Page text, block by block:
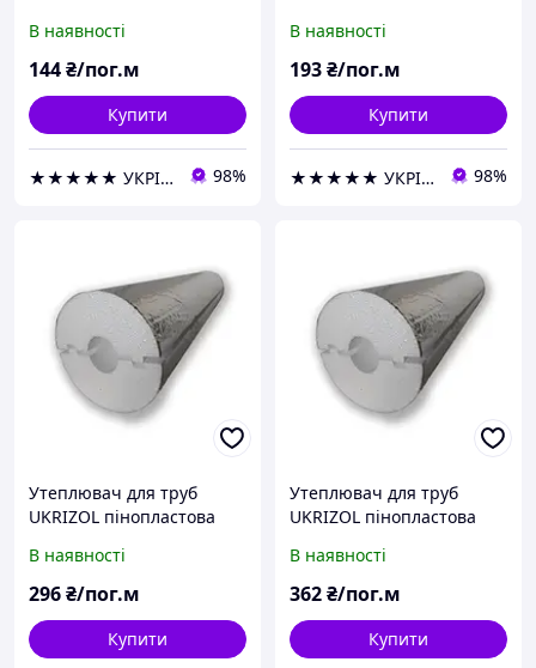
фольгою
В наявності
144₴/пог.м
Купити
★★★★★ УКРІЗОЛ оптово-роздрібна компанія 98%
фольгою
В наявності
193₴/пог.м
Купити
★★★★★ УКРІЗОЛ оптово-роздрібна компанія 98%
Утеплювач для труб
UKRIZOL пінопластова
фольгою
В наявності
296₴/пог.м
Купити
Утеплювач для труб
UKRIZOL пінопластова
фольгою
В наявності
362₴/пог.м
Купити